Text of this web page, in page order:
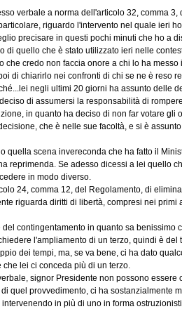
verbale a norma dell'articolo 32, comma 3,
riguardo l'intervento nel quale ieri
precisare in questi pochi minuti che ho a
di quello che è stato utilizzato ieri nelle
credo non faccia onore a chi lo ha messo
di chiarirlo nei confronti di chi se ne è reso
negli ultimi 20 giorni ha assunto delle
di assumersi la responsabilità di
in quanto ha deciso di non far votare gli
che è nelle sue facoltà, e si è
quella scena invereconda che ha fatto il
reprimenda. Se adesso dicessi a lei quello
in modo diverso.
24, comma 12, del Regolamento, di
riguarda diritti di libertà, compresi nei primi
contingentamento in quanto sa benissimo
l'ampliamento di un terzo, quindi è del
dei tempi, ma, se va bene, ci ha dato
lei ci conceda più di un terzo.
signor Presidente non possono essere
quel provvedimento, ci ha sostanzialmente
in più di uno in forma